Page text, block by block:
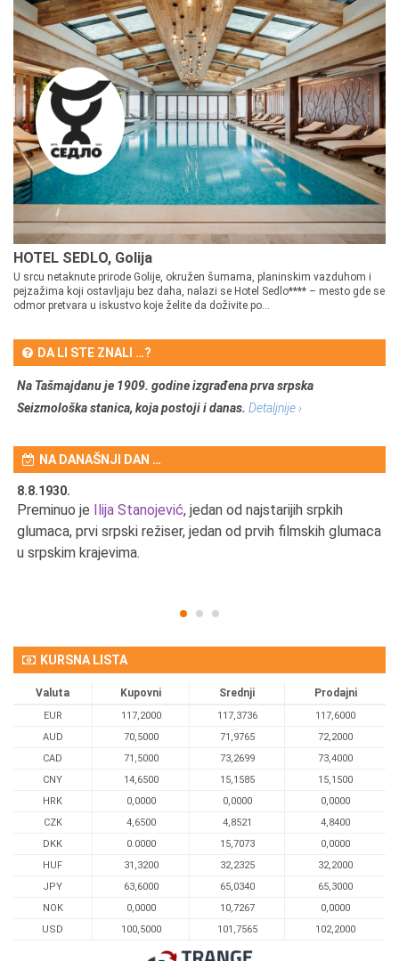
HOTEL SEDLO, Golija
U srcu netaknute prirode Golije, okružen šumama, planinskim vazduhom i
pejzažima koji ostavljaju bez daha, nalazi se Hotel Sedlo**** – mesto gde se
odmor pretvara u iskustvo koje želite da doživite po...
DA LI STE ZNALI …?
Na Tašmajdanu je 1909. godine izgrađena prva srpska
Seizmološka stanica, koja postoji i danas. Detaljnije ›
NA DANAŠNJI DAN …
8.8.1930.
Preminuo je Ilija Stanojević, jedan od najstarijih srpkih
glumaca, prvi srpski režiser, jedan od prvih filmskih glumaca
u srpskim krajevima.
KURSNA LISTA
Valuta Kupovni Srednji Prodajni
EUR 117,2000 117,3736
117,6000
AUD
70,5000 71,9765
72,2000
CAD
71,5000 73,2699
73,4000
CNY
14,6500 15,1585
15,1500
HRK
0,0000 0,0000
0,0000
CZK
4,6500 4,8521
4,8400
DKK
0.0000 15,7073
0,0000
HUF
31,3200 32,2325
32,2000
JPY
63,6000 65,0340
65,3000
NOK
0,0000 10,7267
0,0000
USD
100,5000 101,7565 102,2000